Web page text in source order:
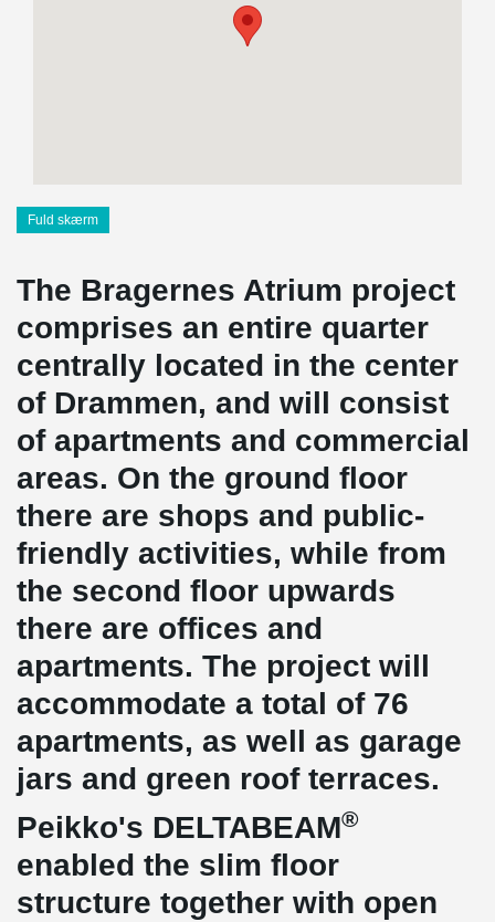
Fuld skærm
The Bragernes Atrium project
comprises an entire quarter
centrally located in the center
of Drammen, and will consist
of apartments and commercial
areas. On the ground floor
there are shops and public-
friendly activities, while from
the second floor upwards
there are offices and
apartments. The project will
accommodate a total of 76
apartments, as well as garage
jars and green roof terraces.
Peikko's DELTABEAM®
enabled the slim floor
structure together with open